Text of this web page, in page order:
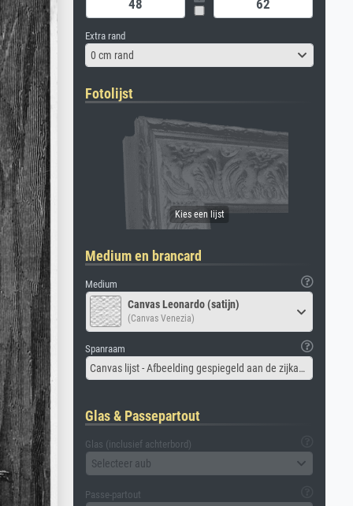
Extra rand
0 cm rand
Fotolijst
Medium en brancard
Medium
Canvas Leonardo (satijn)
(Canvas Venezia)
Spanraam
Canvas lijst - Afbeelding gespiegeld aan de zijkant
Glas & Passepartout
Glas (inclusief achterbord)
Selecteer aub
Passe-partout